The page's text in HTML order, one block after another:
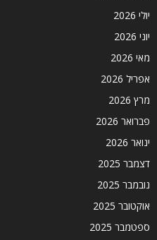
יולי 2026
יוני 2026
מאי 2026
אפריל 2026
מרץ 2026
פברואר 2026
ינואר 2026
דצמבר 2025
נובמבר 2025
אוקטובר 2025
ספטמבר 2025